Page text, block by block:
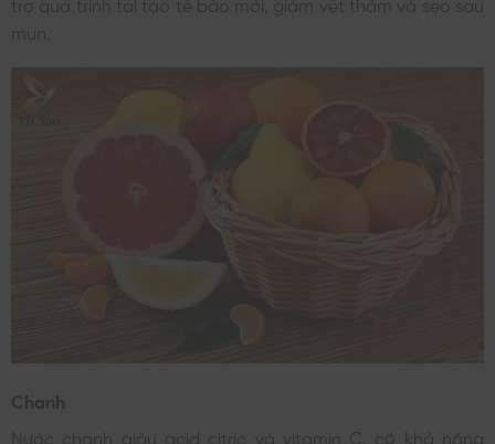
mụn.
Chanh
Nước chanh giàu acid citric và vitamin C, có khả năng